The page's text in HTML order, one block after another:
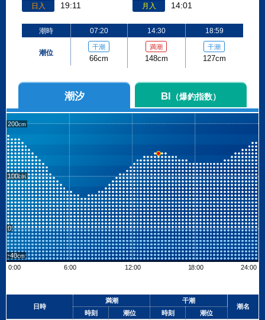
日入 19:11
月入
14:01
潮時
潮位
07:20
干潮
66cm
14:30
満潮
148cm
18:59
干潮
127cm
潮汐 BI （爆釣指数）
200
100
0
-40
0:00
6:00 12:00 18:00 24:00
+
日時
満潮
干潮
潮名
時刻
潮位 時刻 潮位